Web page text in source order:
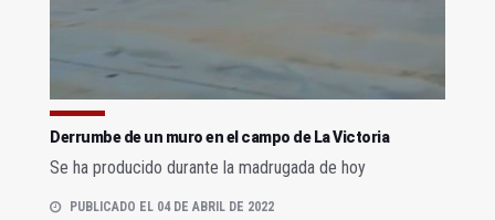
Derrumbe de un muro en el campo de La Victoria
Se ha producido durante la madrugada de hoy
PUBLICADO EL 04 DE ABRIL DE 2022